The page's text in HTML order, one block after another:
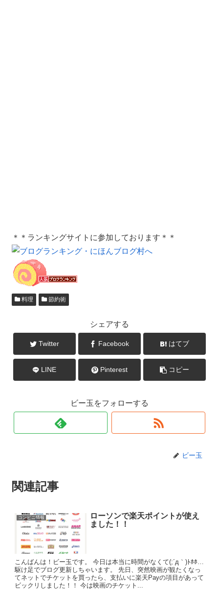
＊＊ランキングサイトに参加しております＊＊
料理 節約術
シェアする
Twitter Facebook はてブ
LINE Pinterest コピー
ビー玉をフォローする
ビー玉
関連記事
コンビニ情報
ローソンで楽天ポイントが使え
ました！！
こんばんは！ビー玉です。 今日は本当に時間がなくて(;´д｀)ﾄﾎﾎ…
駆け足でブログ更新しちゃいます。 先日、突然映画が観たくなっ
てネットでチケットを買ったら、支払いに楽天Payの項目があって
ビックリしました！！ 今は映画のチケット...